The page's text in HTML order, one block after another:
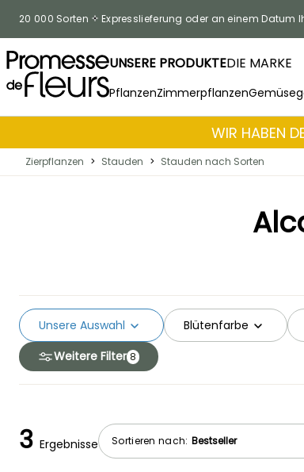
20 000 Sorten Expresslieferung oder an einem Datum
UNSERE PRODUKTEDIE MARKE
PflanzenZimmerpflanzen
WIR HABEN
Zierpflanzen > Stauden > Stauden nach Sorten
Blütenfarbe
Unsere Auswahl
Weitere Filter 8
Sortieren nach:
3 Ergebnisse